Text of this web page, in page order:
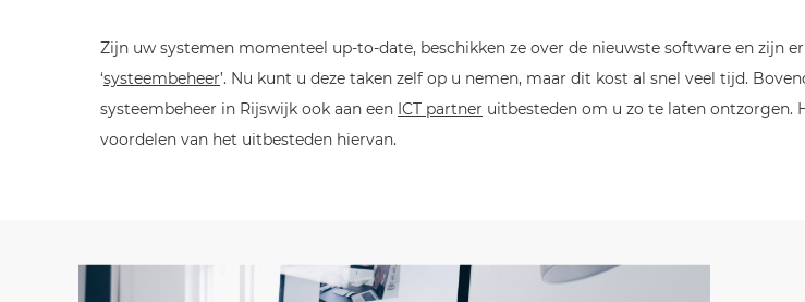
Zijn uw systemen momenteel up-to-date, beschikken ze over de nieuwste software en zijn
‘systeembeheer’. Nu kunt u deze taken zelf op u nemen, maar dit kost al snel veel tijd.
systeembeheer in Rijswijk ook aan een ICT partner uitbesteden om u zo te laten ontzorgen.
voordelen van het uitbesteden hiervan.